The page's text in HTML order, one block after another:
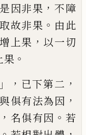
因非果 ，不障
故非果 。 由此
上果 ， 以一切
果 。
」， 已下第二 ，
與俱有法為因 ，
， 名俱有因 。 若